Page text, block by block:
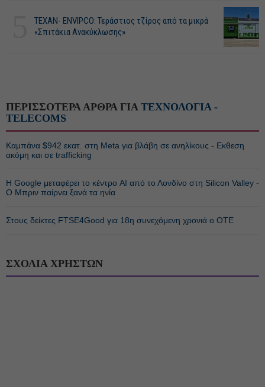
ΤΕΧΑΝ- ENVIPCO: Τεράστιος τζίρος από τα μικρά
«Σπιτάκια Ανακύκλωσης»
ΠΕΡΙΣΣΟΤΕΡΑ ΑΡΘΡΑ ΓΙΑ ΤΕΧΝΟΛΟΓΙΑ -
TELECOMS
Καμπάνα $942 εκατ. στη Meta για βλάβη σε ανηλίκους - Εκθεση
ακόμη και σε trafficking
Η Google μεταφέρει το κέντρο AI από το Λονδίνο στη Silicon Valley -
Ο Μπριν παίρνει ξανά τα ηνία
Στους δείκτες FTSE4Good για 18η συνεχόμενη χρονιά ο ΟΤΕ
ΣΧΟΛΙΑ ΧΡΗΣΤΩΝ